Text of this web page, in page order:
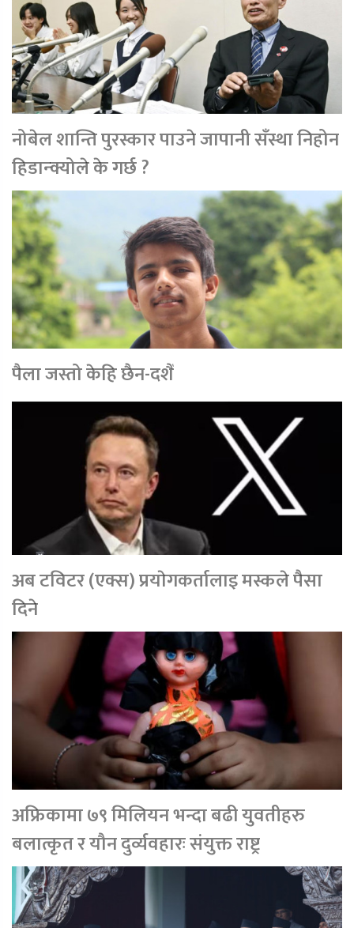
नोबेल शान्ति पुरस्कार पाउने जापानी सँस्था निहोन
हिडान्क्योले के गर्छ ?
पैला जस्तो केहि छैन-दशैँ
अब टविटर (एक्स) प्रयाेगकर्तालाइ मस्कले पैसा
दिने
अफ्रिकामा ७९ मिलियन भन्दा बढी युवतीहरु
बलात्कृत र यौन दुर्व्यवहारः संयुक्त राष्ट्र